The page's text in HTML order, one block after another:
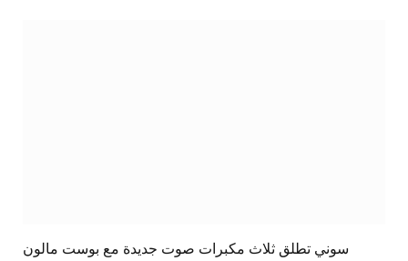
سوني تطلق ثلاث مكبرات صوت جديدة مع بوست مالون